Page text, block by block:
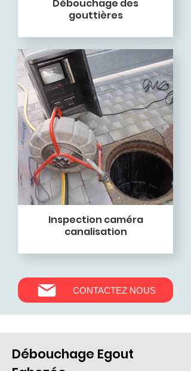
Débouchage des
gouttières
Inspection caméra
canalisation
CONTACTEZ NOUS
Débouchage Egout